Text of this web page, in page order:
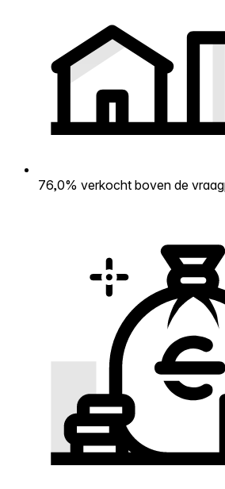
76,0% verkocht boven de